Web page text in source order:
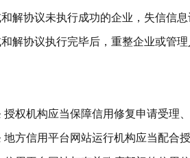
解协议未执行成功的企业，失信信
解协议执行完毕后，重整企业或管
授权机构应当保障信用修复申请受理
地方信用平台网站运行机构应当配合